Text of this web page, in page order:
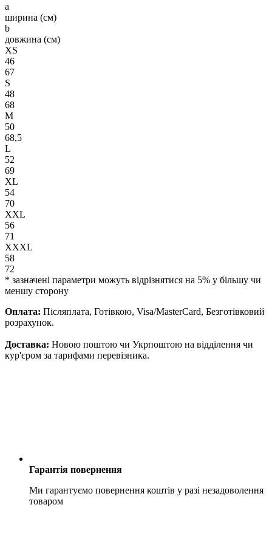
a
ширина (см)
b
довжина (см)
XS
46
67
S
48
68
M
50
68,5
L
52
69
XL
54
70
XXL
56
71
XXXL
58
72
* зазначені параметри можуть відрізнятися на 5% у більшу чи
меншу сторону
Оплата: Післяплата, Готівкою, Visa/MasterCard, Безготівковий
розрахунок.
Доставка: Новою поштою чи Укрпоштою на відділення чи
кур'єром за тарифами перевізника.
Гарантія повернення
Ми гарантуємо повернення коштів у разі незадоволення
товаром